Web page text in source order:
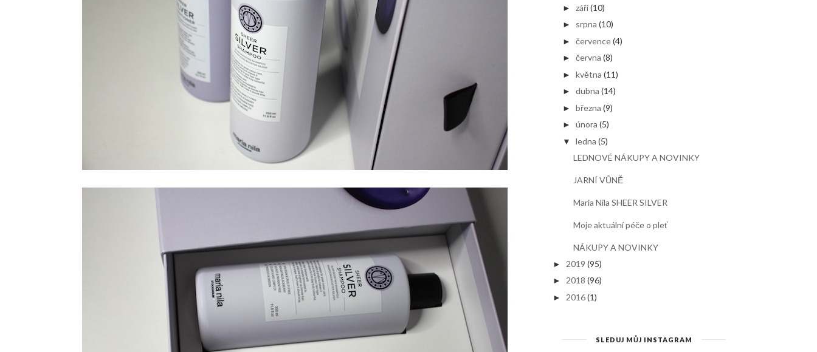
►září(10)
► srpna (10)
►července(4)
►června (8)
►května (11)
►dubna (14)
►března (9)
►února (5)
▼ ledna (5)
LEDNOVÉ NÁKUPY A NOVINKY
JARNÍ VŮNĚ
Maria Nila SHEER SILVER
Moje aktuální péče o pleť
NÁKUPY A NOVINKY
► 2019 (95)
► 2018 (96)
► 2016 (1)
SLEDUJ MŮJ INSTAGRAM